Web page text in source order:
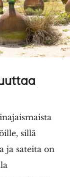
sillä
ja sateita on